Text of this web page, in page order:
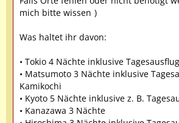
mich bitte wissen )
Was haltet ihr davon:
• Tokio 4 Nächte inklusive
• Matsumoto 3 Nächte inklusive
Kamikochi
• Kyoto 5 Nächte inklusive z. B.
• Kanazawa 3 Nächte